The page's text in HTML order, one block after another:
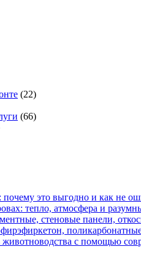
(22)
(66)
это выгодно и как не
тепло, атмосфера и
стеновые панели,
животноводства с помощью